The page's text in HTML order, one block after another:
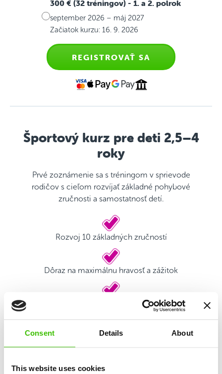
Consent Details About
This website uses cookies
300 € (32 tréningov) - 1. a 2. polrok
september 2026 – máj 2027
Začiatok kurzu: 16. 9. 2026
REGISTROVAŤ SA
Športový kurz pre deti 2,5–4
roky
Prvé zoznámenie sa s tréningom v sprievode
rodičov s cieľom rozvíjať základné pohybové
zručnosti a samostatnosť detí.
Rozvoj 10 základných zručností
Dôraz na maximálnu hravosť a zážitok
Kvalifikovaný tréner
Herný plán s motivačnými nálepkami